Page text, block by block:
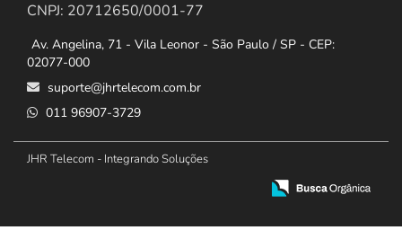
CNPJ: 20712650/0001-77
Av. Angelina, 71 - Vila Leonor - São Paulo / SP - CEP:
02077-000
suporte@jhrtelecom.com.br
011 96907-3729
JHR Telecom - Integrando Soluções